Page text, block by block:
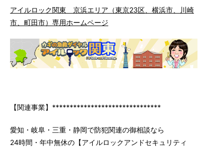
アイルロック関東 京浜エリア（東京23区、横浜市、川崎
市、町田市）専用ホームページ
【関連事業】*******************************
愛知・岐阜・三重・静岡で防犯関連の御相談なら
24時間・年中無休の【アイルロックアンドセキュリティ